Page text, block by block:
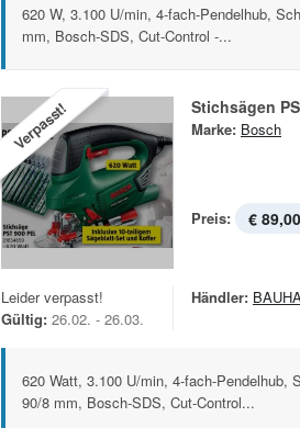
620 W, 3.100 U/min, 4-fach-Pendelhub,
mm, Bosch-SDS, Cut-Control -...
Verpasst! Stichsägen
Marke: Bosch
Preis: € 89,00
Leider verpasst!
Gültig: 26.02. - 26.03.
Händler:
620 Watt, 3.100 U/min, 4-fach-Pendelhub,
90/8 mm, Bosch-SDS, Cut-Control...